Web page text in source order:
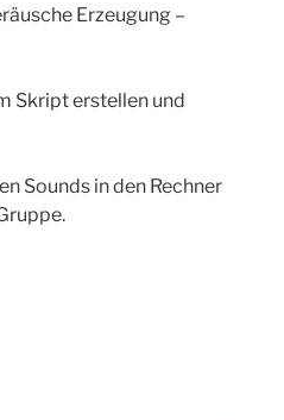
Erzeugung –
Skript erstellen und
Sounds in den Rechner